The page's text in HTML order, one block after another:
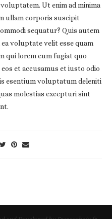
Ut enim ad minima
ullam corporis suscipit
sequatur? Quis autem
voluptate velit esse quam
qui lorem eum fugiat quo
et accusamus et iusto odio
esentium voluptatum deleniti
molestias excepturi sint